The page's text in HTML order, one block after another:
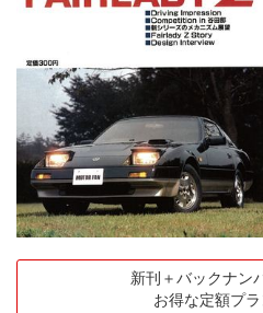
新刊＋バックナン
お得な定額プ